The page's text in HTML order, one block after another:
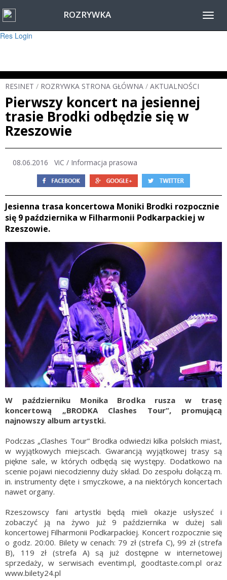
Warning
: session_start(): Failed to read session data: user (path: ) in
Res Login
ROZRYWKA
RESINET / ROZRYWKA STRONA GŁÓWNA / AKTUALNOŚCI
Pierwszy koncert na jesiennej
trasie Brodki odbędzie się w
Rzeszowie
08.06.2016 ViC / Informacja prasowa
Jesienna trasa koncertowa Moniki Brodki rozpocznie
się 9 października w Filharmonii Podkarpackiej w
Rzeszowie.
W październiku Monika Brodka rusza w trasę
koncertową „BRODKA Clashes Tour”, promującą
najnowszy album artystki.
Podczas „Clashes Tour” Brodka odwiedzi kilka polskich miast,
w wyjątkowych miejscach. Gwarancją wyjątkowej trasy są
piękne sale, w których odbędą się występy. Dodatkowo na
scenie pojawi niecodzienny duży skład. Do zespołu dołączą m.
in. instrumenty dęte i smyczkowe, a na niektórych koncertach
nawet organy.
Rzeszowscy fani artystki będą mieli okazje usłyszeć i
zobaczyć ją na żywo już 9 października w dużej sali
koncertowej Filharmonii Podkarpackiej. Koncert rozpocznie się
o godz. 20:00. Bilety w cenach: 79 zł (strefa C), 99 zł (strefa
B), 119 zł (strefa A) są już dostępne w internetowej
sprzedaży, w serwisach eventim.pl, goodtaste.com.pl oraz
www.bilety24.pl